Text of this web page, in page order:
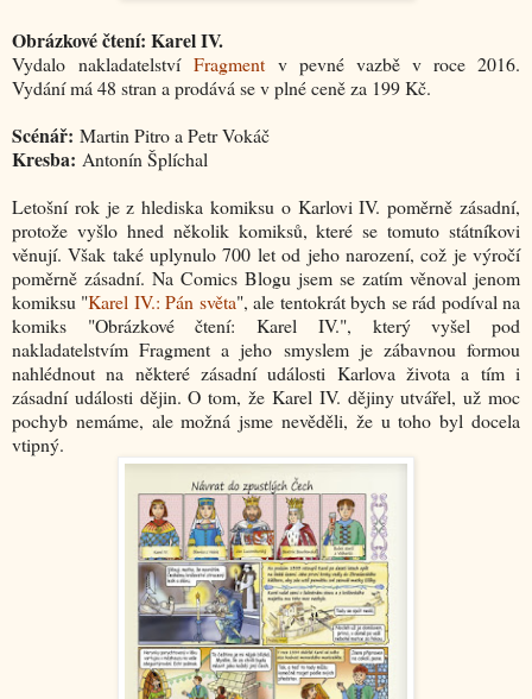
Obrázkové čtení: Karel IV.
Vydalo nakladatelství Fragment v pevné vazbě v roce 2016.
Vydání má 48 stran a prodává se v plné ceně za 199 Kč.
Scénář: Martin Pitro a Petr Vokáč
Kresba: Antonín Šplíchal
Letošní rok je z hlediska komiksu o Karlovi IV. poměrně zásadní,
protože vyšlo hned několik komiksů, které se tomuto státníkovi
věnují. Však také uplynulo 700 let od jeho narození, což je výročí
poměrně zásadní. Na Comics Blogu jsem se zatím věnoval jenom
komiksu "Karel IV.: Pán světa", ale tentokrát bych se rád podíval na
komiks "Obrázkové čtení: Karel IV.", který vyšel pod
nakladatelstvím Fragment a jeho smyslem je zábavnou formou
nahlédnout na některé zásadní události Karlova života a tím i
zásadní události dějin. O tom, že Karel IV. dějiny utvářel, už moc
pochyb nemáme, ale možná jsme nevěděli, že u toho byl docela
vtipný.